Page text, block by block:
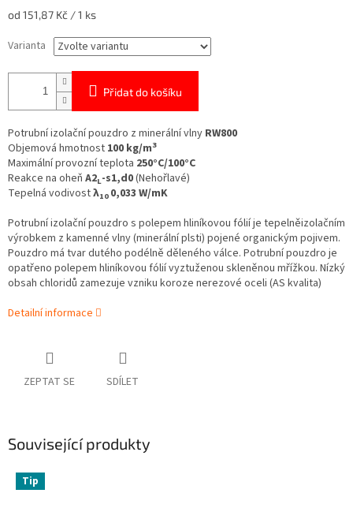
Měrná
od 151,87 Kč / 1 ks
Varianta
Přidat do košíku
Potrubní izolační pouzdro z minerální vlny RW800
Objemová hmotnost 100 kg/m3
Maximální provozní teplota 250°C/100°C
Reakce na oheň A2L-s1,d0(Nehořlavé)
Tepelná vodivostλ10 0,033 W/mK
Potrubní izolační pouzdro s polepem hliníkovou fólií je tepelněizolačním
výrobkem z kamenné vlny (minerální plsti) pojené organickým pojivem.
Pouzdro má tvar dutého podélně děleného válce. Potrubní pouzdro je
opatřeno polepem hliníkovou fólií vyztuženou skleněnou mřížkou. Nízký
obsah chloridů zamezuje vzniku koroze nerezové oceli (AS kvalita)
Detailní informace
ZEPTAT SE SDÍLET
Související produkty
Tip